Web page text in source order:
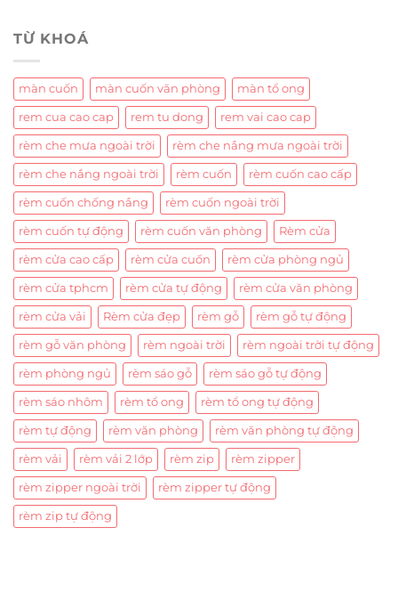
TỪ KHOÁ
màn cuốn màn cuốn văn phòng màn tổ ong
rem cua cao cap rem tu dong rem vai cao cap
rèm che mưa ngoài trời rèm che nắng mưa ngoài trời
rèm che nắng ngoài trời rèm cuốn rèm cuốn cao cấp
rèm cuốn chống nắng rèm cuốn ngoài trời
rèm cuốn tự động rèm cuốn văn phòng Rèm cửa
rèm cửa cao cấp rèm cửa cuốn rèm cửa phòng ngủ
rèm cửa tphcm rèm cửa tự động rèm cửa văn phòng
rèm cửa vải Rèm cửa đẹp rèm gỗ rèm gỗ tự động
rèm gỗ văn phòng rèm ngoài trời rèm ngoài trời tự động
rèm phòng ngủ rèm sáo gỗ rèm sáo gỗ tự động
rèm sáo nhôm rèm tổ ong rèm tổ ong tự động
rèm tự động rèm văn phòng rèm văn phòng tự động
rèm vải rèm vải 2 lớp rèm zip rèm zipper
rèm zipper ngoài trời rèm zipper tự động
rèm zip tự động